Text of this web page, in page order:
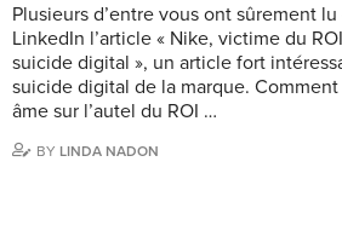
Plusieurs d’entre vous ont sûrement
LinkedIn l’article « Nike, victime du
suicide digital », un article fort
suicide digital de la marque.
âme sur l’autel du ROI …
BY LINDA NADON